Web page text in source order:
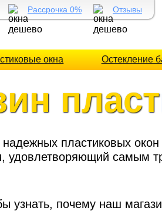
Рассрочка 0% Отзывы
окна Остекление
надежных пластиковых
удовлетворяющий самым
узнать, почему наш